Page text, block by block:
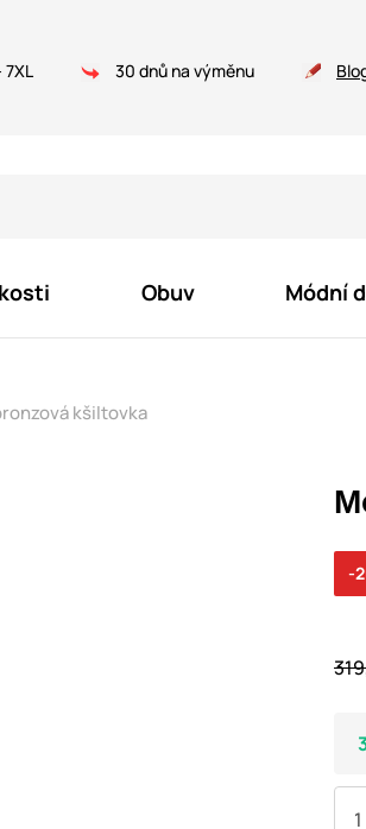
7XL 30 dnů na výměnu
Obuv Módní
kšiltovka
-